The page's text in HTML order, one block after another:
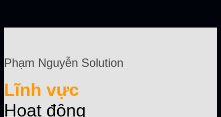
Phạm Nguyễn Solution
Lĩnh vực
Hoạt động